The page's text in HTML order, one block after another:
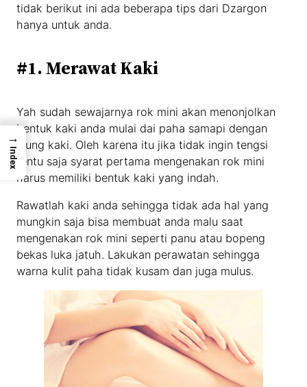
tidak berikut ini ada beberapa tips dari Dzargon
hanya untuk anda.
#1. Merawat Kaki
Yah sudah sewajarnya rok mini akan menonjolkan
bentuk kaki anda mulai dai paha samapi dengan
ujung kaki. Oleh karena itu jika tidak ingin tengsi
tentu saja syarat pertama mengenakan rok mini
harus memiliki bentuk kaki yang indah.
Rawatlah kaki anda sehingga tidak ada hal yang
mungkin saja bisa membuat anda malu saat
mengenakan rok mini seperti panu atau bopeng
bekas luka jatuh. Lakukan perawatan sehingga
warna kulit paha tidak kusam dan juga mulus.
→
Index